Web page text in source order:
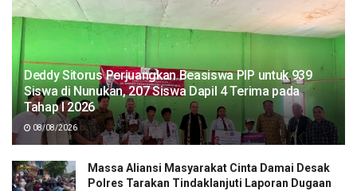
Deddy Sitorus Perjuangkan Beasiswa PIP untuk 939
Siswa di Nunukan, 207 Siswa Dapil 4 Terima pada
Tahap I 2026
08/08/2026
Massa Aliansi Masyarakat Cinta Damai Desak
Polres Tarakan Tindaklanjuti Laporan Dugaan